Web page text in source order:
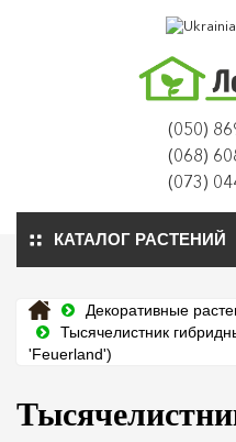
(050)
(068)
(073)
КАТАЛОГ РАСТЕНИЙ
Декоративные
Тысячелистник
'Feuerland')